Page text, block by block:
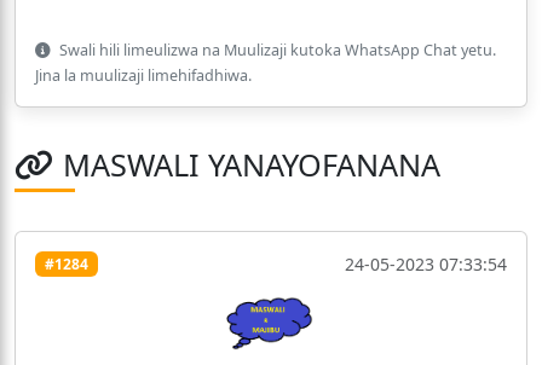
Swali hili limeulizwa na Muulizaji kutoka WhatsApp Chat yetu.
Jina la muulizaji limehifadhiwa.
MASWALI YANAYOFANANA
#1284 24-05-2023 07:33:54